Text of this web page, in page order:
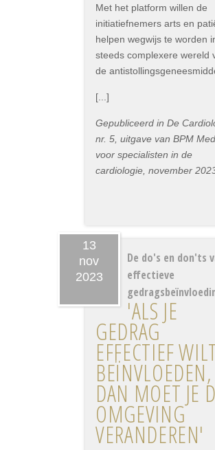
Met het platform willen de
initiatiefnemers arts en
helpen wegwijs te worden
steeds complexere wereld
de
[...]
Gepubliceerd in De
nr. 5, uitgave van BPM
voor specialisten in de
cardiologie, november
13
nov
2023
De do's en don'ts
effectieve
'ALS JE
GEDRAG
EFFECTIEF
BEÏNVLOEDEN,
DAN MOET JE
OMGEVING
VERANDEREN'